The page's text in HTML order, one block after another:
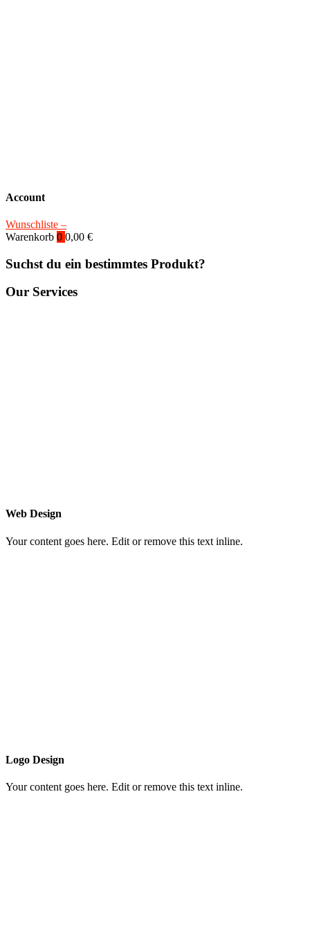
Account
Wunschliste –
Warenkorb 0 0,00 €
Suchst du ein bestimmtes Produkt?
Our Services
Web Design
Your content goes here. Edit or remove this text inline.
Logo Design
Your content goes here. Edit or remove this text inline.